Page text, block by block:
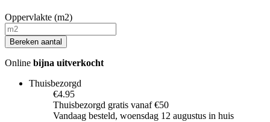
Oppervlakte (m2)
Bereken aantal
Online bijna uitverkocht
Thuisbezorgd
€4.95
Thuisbezorgd gratis vanaf €50
Vandaag besteld, woensdag 12 augustus in huis